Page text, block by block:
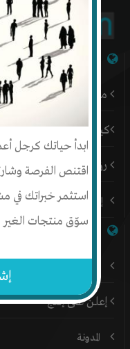
ابدأ حياتك كرجل
اقتنص الفرصة
استثمر خبراتك في
سوّق منتجات الغير
شبكة إنتج
من نحن
كيف أبدأ
رؤيتنا
إتصل بنا
روابط هامة
إعلن على إنتج
المدونة